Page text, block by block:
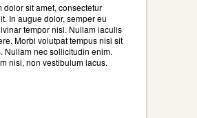
dolor sit amet, consectetur
In augue dolor, semper eu
tempor nisl. Nullam iaculis
Morbi volutpat tempus nisi sit
Nullam nec sollicitudin enim.
nisi, non vestibulum lacus.